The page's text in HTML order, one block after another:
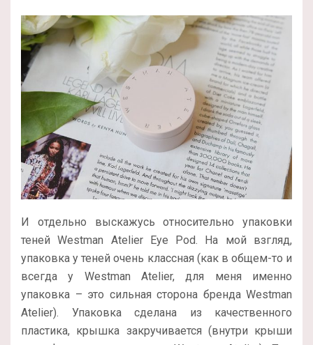
И отдельно выскажусь относительно упаковки
теней Westman Atelier Eye Pod. На мой взгляд,
упаковка у теней очень классная (как в общем-то и
всегда у Westman Atelier, для меня именно
упаковка – это сильная сторона бренда Westman
Atelier). Упаковка сделана из качественного
пластика, крышка закручивается (внутри крыши